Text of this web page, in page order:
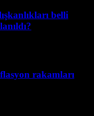
belli
rakamları